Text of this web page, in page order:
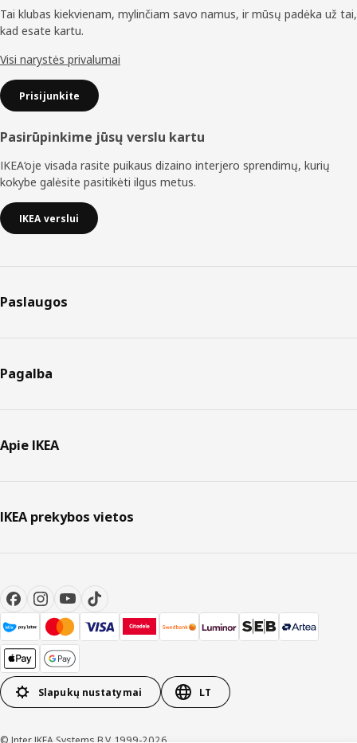
Tai klubas kiekvienam, mylinčiam savo namus, ir mūsų padėka už tai,
kad esate kartu.
Visi narystės privalumai
Prisijunkite
Pasirūpinkime jūsų verslu kartu
IKEA‘oje visada rasite puikaus dizaino interjero sprendimų, kurių
kokybe galėsite pasitikėti ilgus metus.
IKEA verslui
Paslaugos
Pagalba
Apie IKEA
IKEA prekybos vietos
Slapukų nustatymai LT